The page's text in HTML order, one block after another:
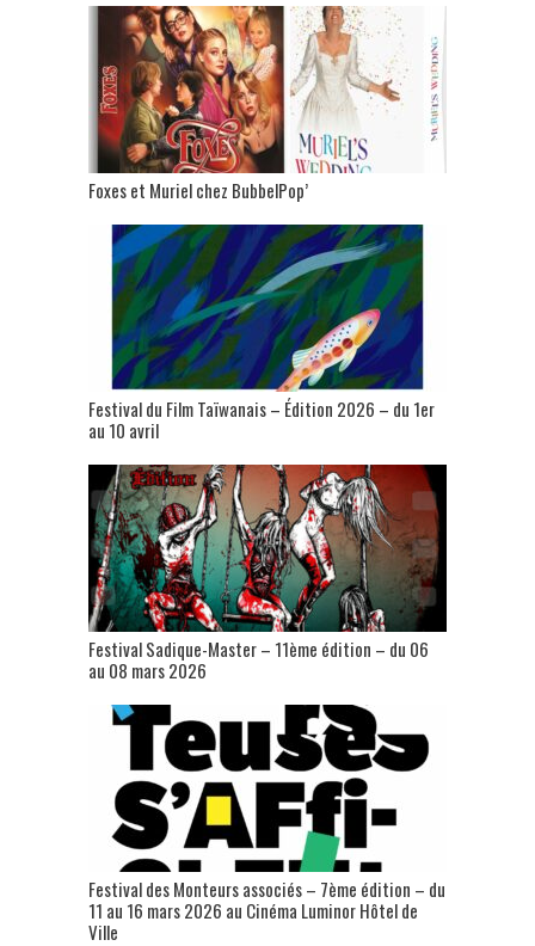
Foxes et Muriel chez BubbelPop’
Festival du Film Taïwanais – Édition 2026 – du 1er
au 10 avril
Festival Sadique-Master – 11ème édition – du 06
au 08 mars 2026
Festival des Monteurs associés – 7ème édition – du
11 au 16 mars 2026 au Cinéma Luminor Hôtel de
Ville